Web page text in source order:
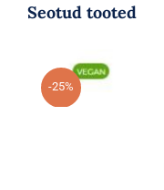
Seotud tooted
-25%